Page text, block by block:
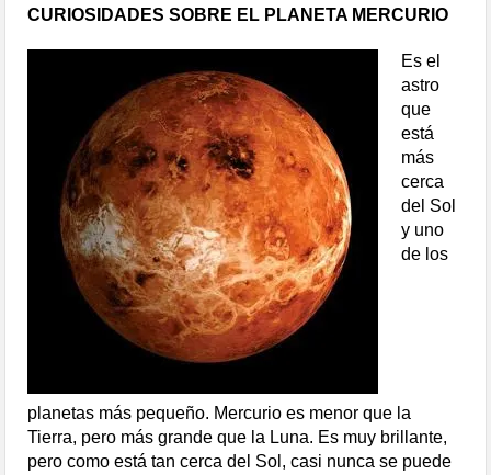
CURIOSIDADES SOBRE EL PLANETA MERCURIO
Es el
astro
que
está
más
cerca
del Sol
y uno
de los
planetas más pequeño. Mercurio es menor que la
Tierra, pero más grande que la Luna. Es muy brillante,
pero como está tan cerca del Sol, casi nunca se puede